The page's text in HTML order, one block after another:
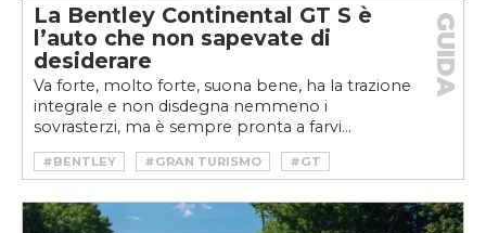
La Bentley Continental GT S è
l’auto che non sapevate di
desiderare
Va forte, molto forte, suona bene, ha la trazione
integrale e non disdegna nemmeno i
sovrasterzi, ma è sempre pronta a farvi...
GUIDA
#BENTLEY #GRAN TURISMO #GT